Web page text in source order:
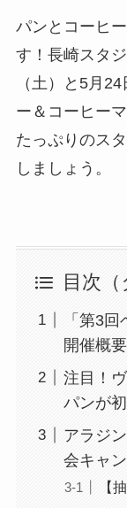
パンとコーヒ
す！長崎スタ
（土）と5月
ー＆コーヒー
たっぷりのス
しましょう。
目次
「第3
開催概
注目！
パンが
アラジ
会キャ
【